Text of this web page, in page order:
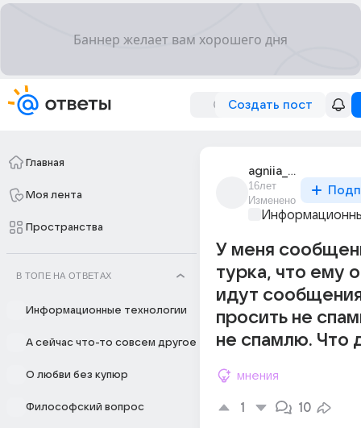
Создать пост
Главная
Моя лента
Пространства
В ТОПЕ НА ОТВЕТАХ
Информационные технологии
А сейчас что-то совсем другое
О любви без купюр
Философский вопрос
agniia_83
16лет
Изменено
У меня
турка, что ему
идут
просить не
не спамлю. Что
мнения
1 10